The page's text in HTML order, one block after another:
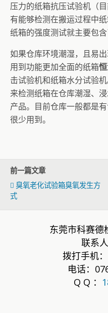
压力的纸箱抗压试验机（
有能够检测在搬运过程中
纸箱的强度测试就主要包含
如果仓库环境潮湿，且易
用到功能更加全面的纸箱
击试验机和纸箱水分试验
来检测纸箱在仓库潮湿、
产品。目前仓库一般都是
很少用到。
前一篇文章
臭氧老化试验箱臭氧发生方
式
东莞市科赛德
联系
拨打手机：
电话：
Q Q ：